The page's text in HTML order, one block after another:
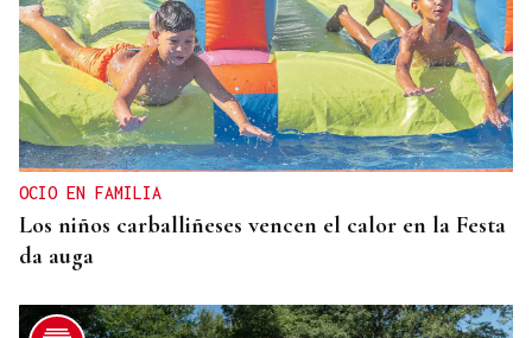
OCIO EN FAMILIA
Los niños carballiñeses vencen el calor en la Festa
da auga